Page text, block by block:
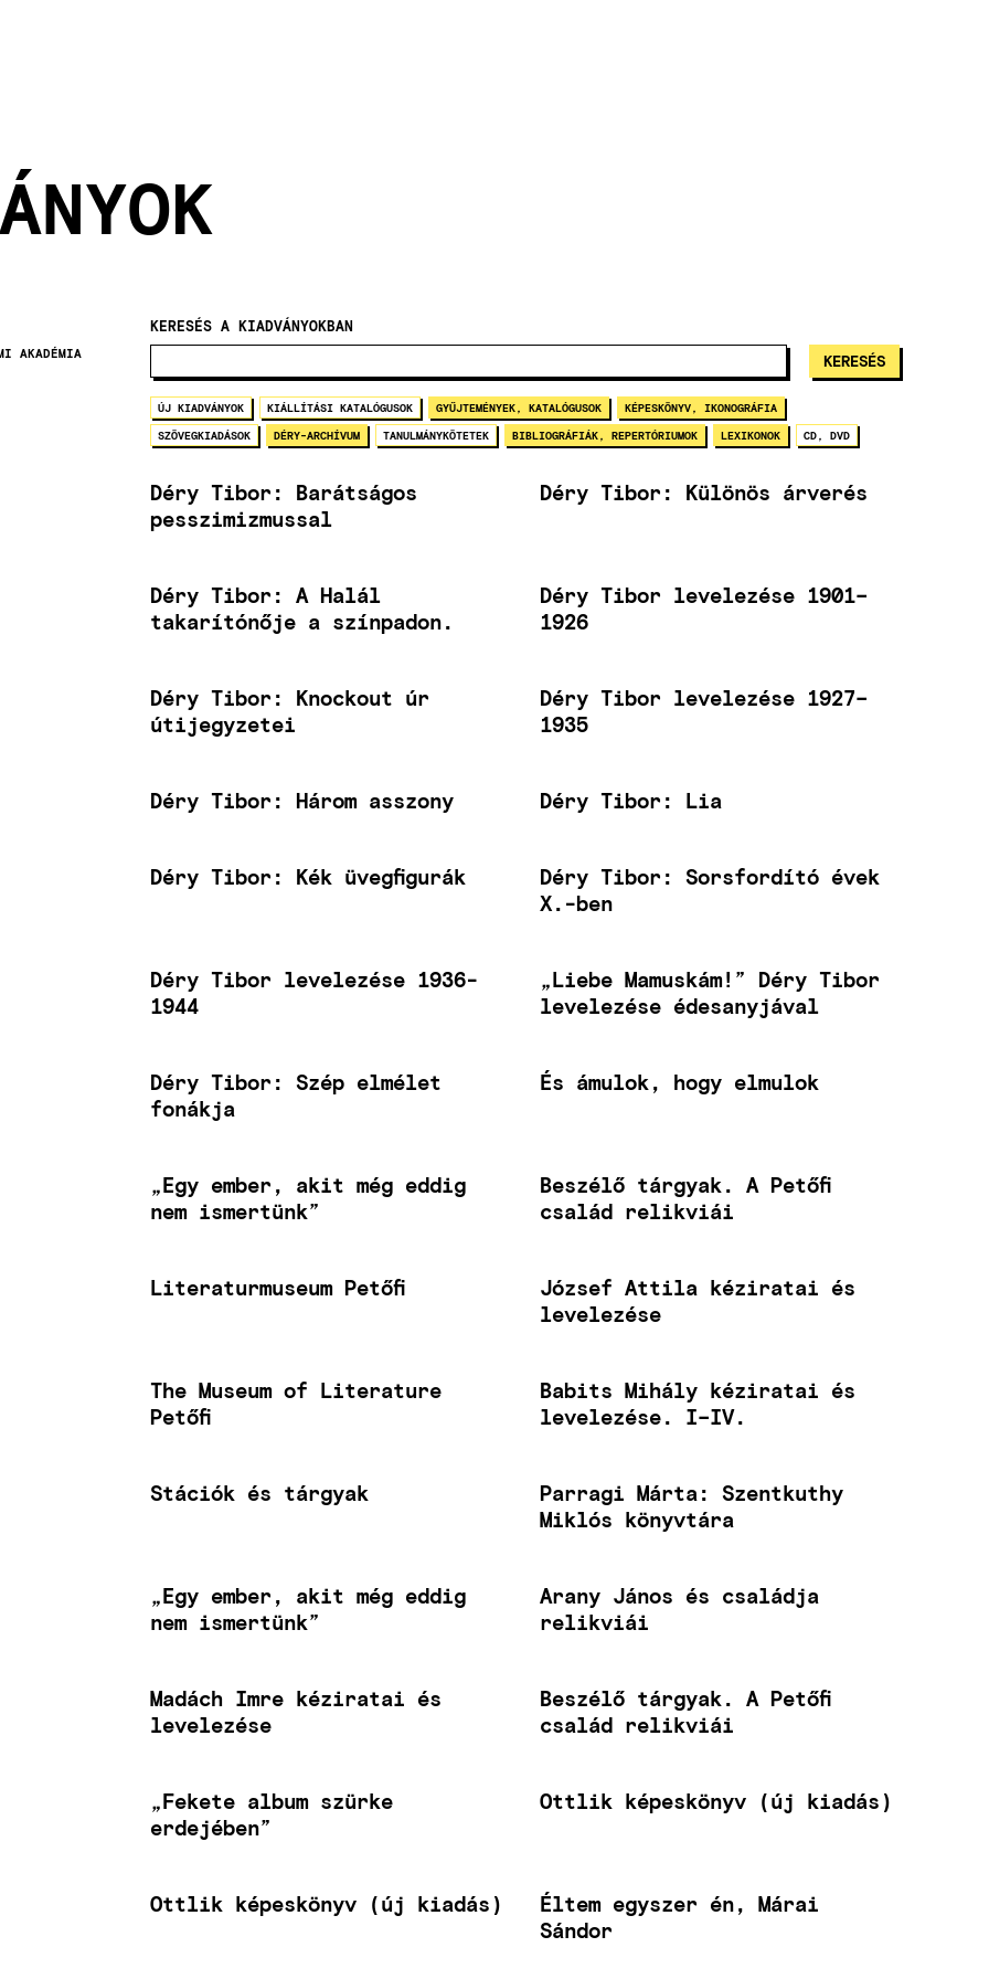
AKADÉMIA
KERESÉS A KIADVÁNYOKBAN
ÚJ KIADVÁNYOK KIÁLLÍTÁSI KATALÓGUSOK GYŰJTEMÉNYEK, KATALÓGUSOK KÉPESKÖNYV, IKONOGRÁFIA
SZÖVEGKIADÁSOK DÉRY-ARCHÍVUM TANULMÁNYKÖTETEK BIBLIOGRÁFIÁK, REPERTÓRIUMOK LEXIKONOK CD, DVD
Déry Tibor: Barátságos
pesszimizmussal
Déry Tibor: Különös árverés
Déry Tibor: A Halál
takarítónője a színpadon.
Déry Tibor levelezése 1901–
1926
Déry Tibor: Knockout úr
útijegyzetei
Déry Tibor levelezése 1927–
1935
Déry Tibor: Három asszony Déry Tibor: Lia
Déry Tibor: Kék üvegfigurák
Déry Tibor: Sorsfordító évek
X.-ben
Déry Tibor levelezése 1936-
1944
„Liebe Mamuskám!” Déry Tibor
levelezése édesanyjával
Déry Tibor: Szép elmélet
fonákja
És ámulok, hogy elmulok
„Egy ember, akit még eddig
nem ismertünk”
Beszélő tárgyak. A Petőfi
család relikviái
Literaturmuseum Petőfi
József Attila kéziratai és
levelezése
The Museum of Literature
Petőfi
Babits Mihály kéziratai és
levelezése. I–IV.
Stációk és tárgyak
Parragi Márta: Szentkuthy
Miklós könyvtára
„Egy ember, akit még eddig
nem ismertünk”
Arany János és családja
relikviái
Madách Imre kéziratai és
levelezése
Beszélő tárgyak. A Petőfi
család relikviái
„Fekete album szürke
erdejében”
Ottlik képeskönyv (új kiadás)
Ottlik képeskönyv (új kiadás)
Éltem egyszer én, Márai
Sándor